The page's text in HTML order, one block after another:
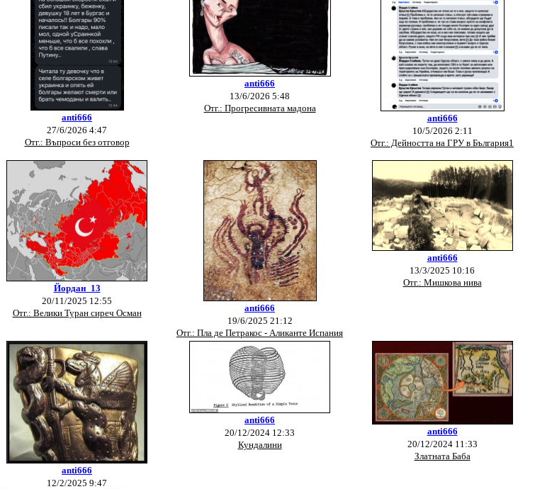
anti666
27/6/2026 4:47
Отг.: Въпроси без отговор
anti666
13/6/2026 5:48
Отг.: Прогресивната мадона
anti666
10/5/2026 2:11
Отг.: Дейността на ГРУ в България1
Йордан_13
20/11/2025 12:55
Отг.: Велики Туран сиреч Осман
anti666
19/6/2025 21:12
Отг.: Пла де Петракос - Аликанте Испания
anti666
13/3/2025 10:16
Отг.: Мишкова нива
anti666
12/2/2025 9:47
anti666
20/12/2024 12:33
Кундалини
anti666
20/12/2024 11:33
Златната Баба